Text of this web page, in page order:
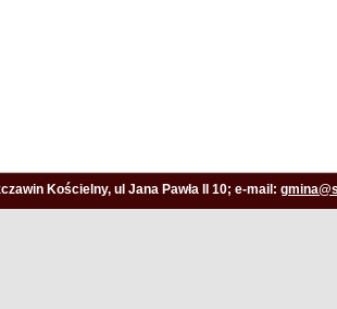
Kościelny, ul Jana Pawła II 10; e-mail: